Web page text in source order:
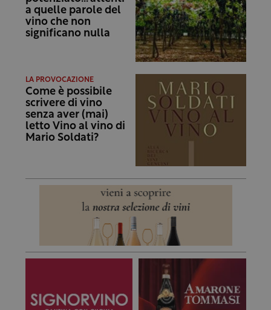
a quelle parole del
vino che non
significano nulla
LA PROVOCAZIONE
Come è possibile
scrivere di vino
senza aver (mai)
letto Vino al vino di
Mario Soldati?